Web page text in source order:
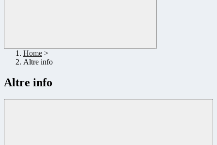
Home >
Altre info
Altre info